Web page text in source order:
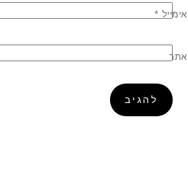
אימייל *
אתר